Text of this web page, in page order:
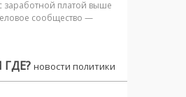
заработной платой выше
сообщество —
новости политики